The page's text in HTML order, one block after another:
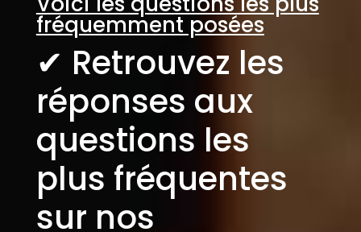
fréquemment posées
✔︎ Retrouvez les
réponses aux
questions les
plus fréquentes
sur nos